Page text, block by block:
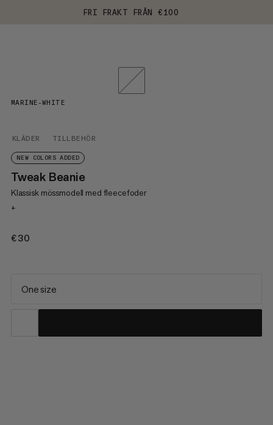
FRI FRAKT FRÅN €100
KLÄDER TILLBEHÖR
NEW COLORS ADDED
Tweak Beanie
Klassisk mössmodell med fleecefoder
+
€30
MARINE-WHITE
One size